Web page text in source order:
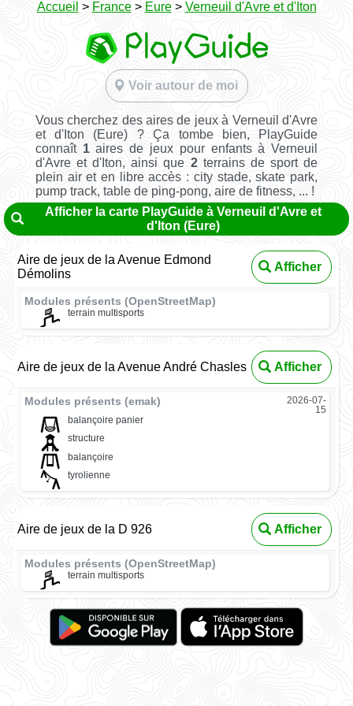
Accueil > France> Eure> Verneuil d'Avre et d'Iton
Voir autour de moi
Vous cherchez des aires de jeux à Verneuil d'Avre
et d'Iton (Eure) ? Ça tombe bien, PlayGuide
connaît 1aires de jeux pour enfants à Verneuil
d'Avre et d'Iton, ainsi que 2terrains de sport de
plein air et en libre accès : city stade, skate park,
pump track, table de ping-pong, aire de fitness, ... !
Afficher la carte PlayGuide à Verneuil d'Avre et
d'Iton (Eure)
Aire de jeux de la Avenue Edmond
Démolins
Afficher
Modules présents (OpenStreetMap)
terrain multisports
Aire de jeux de la Avenue André Chasles Afficher
Modules présents (emak)
2026-07-
15
balançoire panier
structure
balançoire
tyrolienne
Aire de jeux de la D 926 Afficher
Modules présents (OpenStreetMap)
terrain multisports